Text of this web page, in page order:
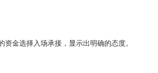
金选择入场承接，显示出明确的态度。